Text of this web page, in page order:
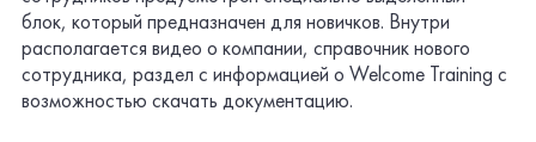
блок, который предназначен для новичков. Внутри
располагается видео о компании, справочник нового
сотрудника, раздел с информацией о Welcome Training с
возможностью скачать документацию.